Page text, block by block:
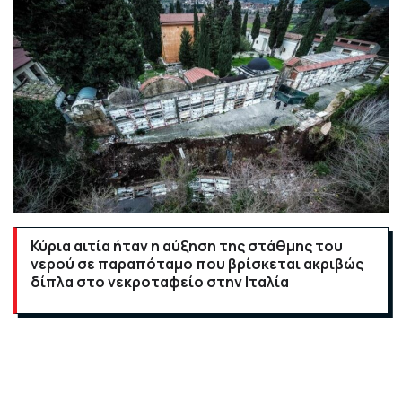
Κύρια αιτία ήταν η αύξηση της στάθμης του
νερού σε παραπόταμο που βρίσκεται ακριβώς
δίπλα στο νεκροταφείο στην Ιταλία